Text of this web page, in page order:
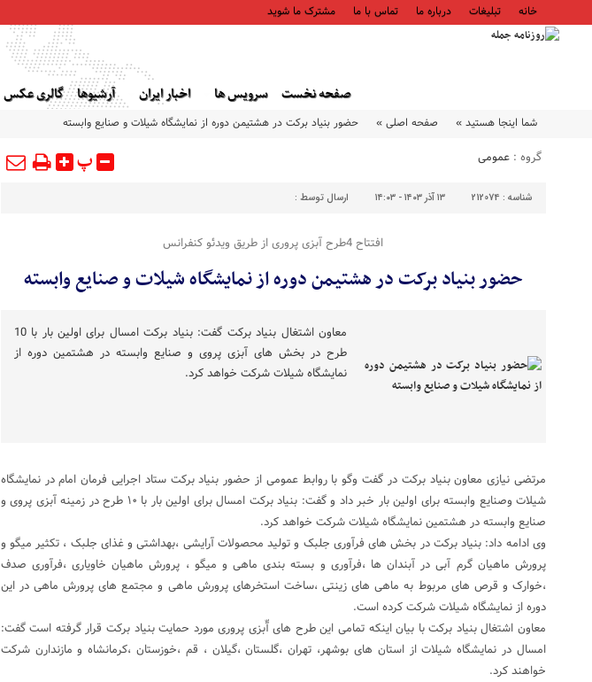
خانه تبلیغات درباره ما تماس با ما مشترک ما شوید
صفحه نخست سرویس ها اخبار ایران آرشیوها گالری عکس
شما اینجا هستید » صفحه اصلی » حضور بنیاد برکت در هشتیمن دوره از نمایشگاه شیلات و صنایع وابسته
گروه : عمومی پ
شناسه : 212074 ۱۳ آذر ۱۴۰۳ - ۱۴:۰۳ ارسال توسط :
افتتاح 4طرح آبزی پروری از طریق ویدئو کنفرانس
حضور بنیاد برکت در هشتیمن دوره از نمایشگاه شیلات و صنایع وابسته
معاون اشتغال بنیاد برکت گفت: بنیاد برکت امسال برای اولین بار با 10
طرح در بخش های آبزی پروی و صنایع وابسته در هشتمین دوره از
نمایشگاه شیلات شرکت خواهد کرد.
مرتضی نیازی معاون بنیاد برکت در گفت وگو با روابط عمومی از حضور بنیاد برکت ستاد اجرایی فرمان امام در نمایشگاه
شیلات وصنایع وابسته برای اولین بار خبر داد و گفت: بنیاد برکت امسال برای اولین بار با ۱۰ طرح در زمینه آبزی پروی و
صنایع وابسته در هشتمین نمایشگاه شیلات شرکت خواهد کرد.
وی ادامه داد: بنیاد برکت در بخش های فرآوری جلبک و تولید محصولات آرایشی ،بهداشتی و غذای جلبک ، تکثیر میگو و
پرورش ماهیان گرم آبی در آبندان ها ،فرآوری و بسته بندی ماهی و میگو ، پرورش ماهیان خاویاری ،فرآوری صدف
،خوارک و قرص های مربوط به ماهی های زینتی ،ساخت استخرهای پرورش ماهی و مجتمع های پرورش ماهی در این
دوره از نمایشگاه شیلات شرکت کرده است.
معاون اشتغال بنیاد برکت با بیان اینکه تمامی این طرح های آّبزی پروری مورد حمایت بنیاد برکت قرار گرفته است گفت:
امسال در نمایشگاه شیلات از استان های بوشهر، تهران ،گلستان ،گیلان ، قم ،خوزستان ،کرمانشاه و مازندارن شرکت
خواهند کرد.